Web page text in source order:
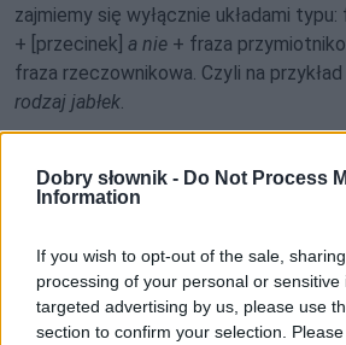
Dobry słownik - Do Not Process
Information
If you wish to opt-out of the sale,
processing of your personal or
targeted advertising by us, please use
section to confirm your selection.
zajmiemy się wyłącznie układami
+ [przecinek] a nie + fraza
fraza rzeczownikowa. Czyli na przykład
rodzaj jabłek.
Pełna treść tego i 283
Słowniku interpunkcyjnym
w abonamencie